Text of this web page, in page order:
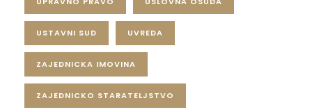
USTAVNI SUD UVREDA
ZAJEDNICKA IMOVINA
ZAJEDNICKO STARATELJSTVO